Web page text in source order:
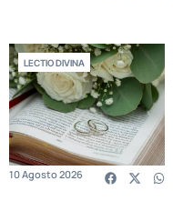
LECTIO DIVINA
10 Agosto 2026